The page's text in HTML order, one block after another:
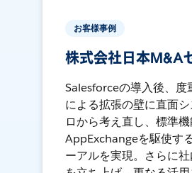
お客様事例
株式会社日本M&A
Salesforceの導入後、度
による拡張の壁に直面
ロから考え直し、標準機
AppExchangeを駆使す
ーアルを実現。さらに